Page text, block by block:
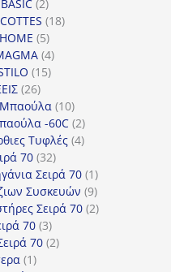
2
προϊόντα
1818
55
προϊόντα
44
προϊόντα
1515
2626
προϊόντα
1010
προϊόντα
-60C 22
προϊόντα
Τυφλές 44
70 3232
προϊόντα
Σειρά 70 11
προϊόν
Συσκευών 99
προϊόντα
Σειρά 70 22
70 33
προϊόντα
70 22
11